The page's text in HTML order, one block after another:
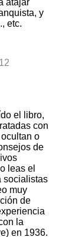
atajar
y
etc.
el libro,
con
o
de
leas el
socialistas
muy
de
la
en 1936.